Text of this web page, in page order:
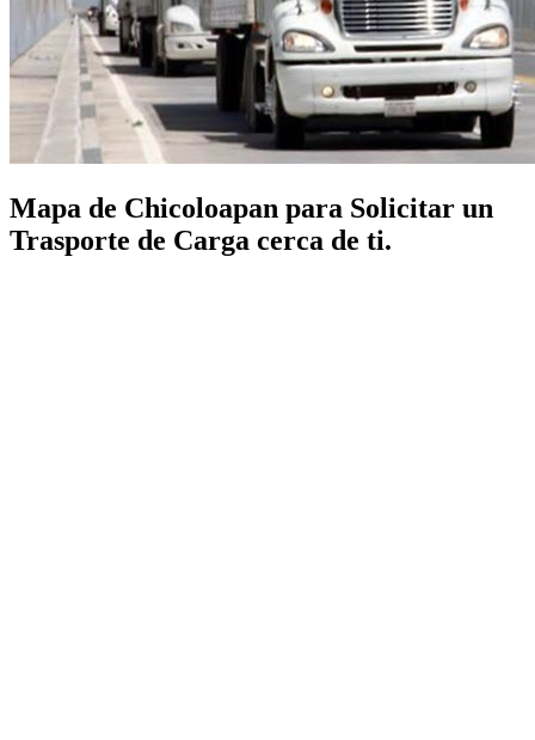
Mapa de Chicoloapan para Solicitar un
Trasporte de Carga cerca de ti.